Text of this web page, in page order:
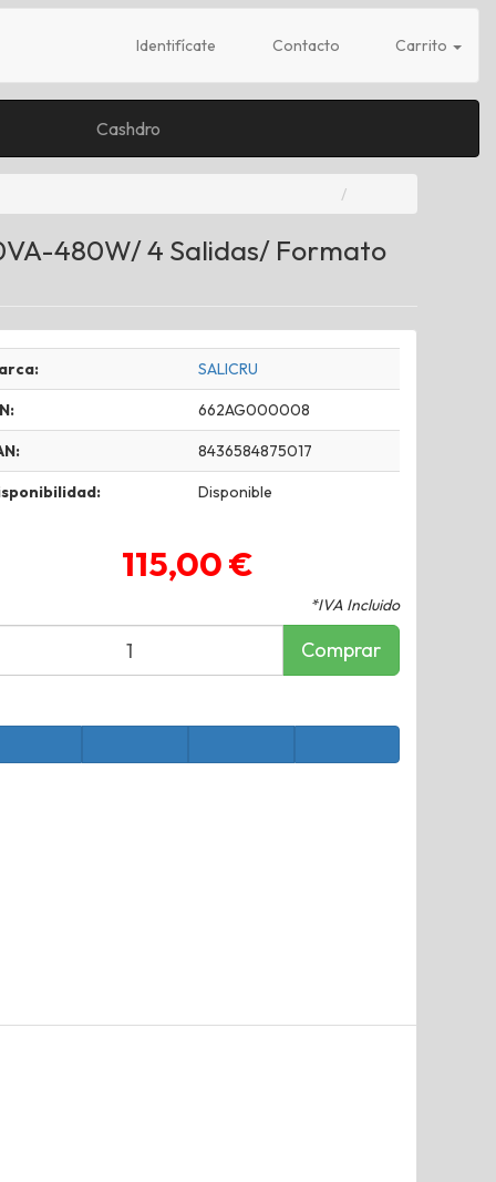
Identifícate Contacto Carrito
Cashdro
480W/ 4 Salidas/ Formato
SALICRU
662AG000008
8436584875017
Disponible
115,00 €
*IVA Incluido
Comprar